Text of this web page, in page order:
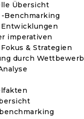
Übersicht
-Benchmarking
Entwicklungen
imperativen
& Strategien
durch Wettbewerb